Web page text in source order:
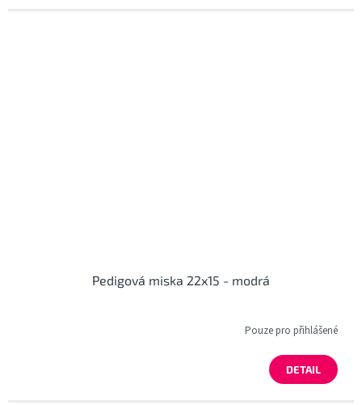
Pedigová miska 22x15 - modrá
Pouze pro přihlášené
DETAIL